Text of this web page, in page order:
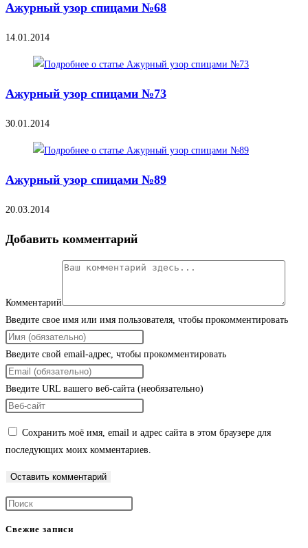
Ажурный узор спицами №68
14.01.2014
Ажурный узор спицами №73
30.01.2014
Ажурный узор спицами №89
20.03.2014
Добавить комментарий
Комментарий
Введите свое имя или имя пользователя, чтобы прокомментировать
Введите свой email-адрес, чтобы прокомментировать
Введите URL вашего веб-сайта (необязательно)
Сохранить моё имя, email и адрес сайта в этом браузере для
последующих моих комментариев.
Свежие записи